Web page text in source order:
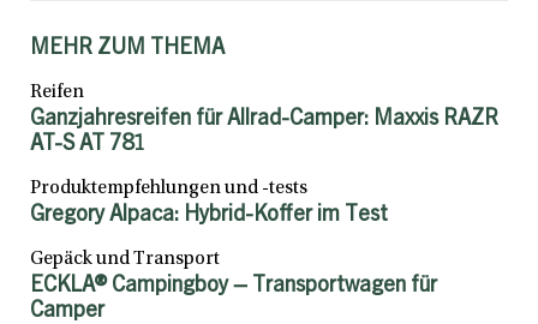
MEHR ZUM THEMA
Reifen
Ganzjahresreifen für Allrad-Camper: Maxxis RAZR
AT-S AT 781
Produktempfehlungen und -tests
Gregory Alpaca: Hybrid-Koffer im Test
Gepäck und Transport
ECKLA® Campingboy – Transportwagen für
Camper